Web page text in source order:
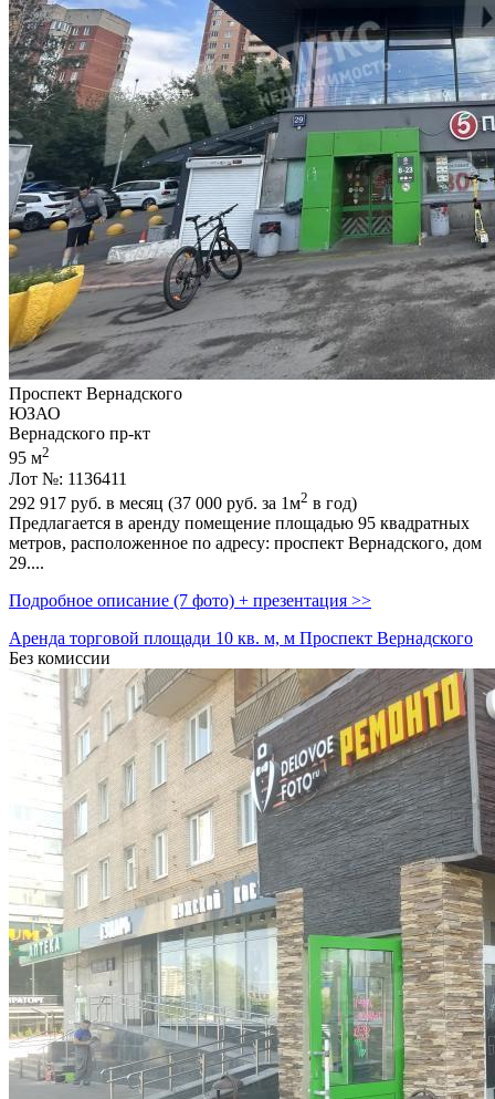
Проспект Вернадского
ЮЗАО
Вернадского пр-кт
95 м2
Лот №: 1136411
292 917 руб. в месяц (37 000 руб. за 1м2 в год)
Предлагается в аренду помещение площадью 95 квадратных
метров,­ расположенное по адресу: проспект Вернадского,­ дом
29....
Подробное описание (7 фото) + презентация >>
Аренда торговой площади 10 кв. м, м Проспект Вернадского
Без комиссии